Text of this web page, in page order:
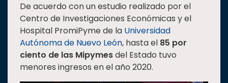
Internacionalización
Responsabilidad
social
Vinculación
De acuerdo con un estudio realizado por el
Centro de Investigaciones Económicas y el
Hospital PromiPyme de la Universidad
Autónoma de Nuevo León, hasta el 85 por
ciento de las Mipymesdel Estado tuvo
menores ingresos en el año 2020.